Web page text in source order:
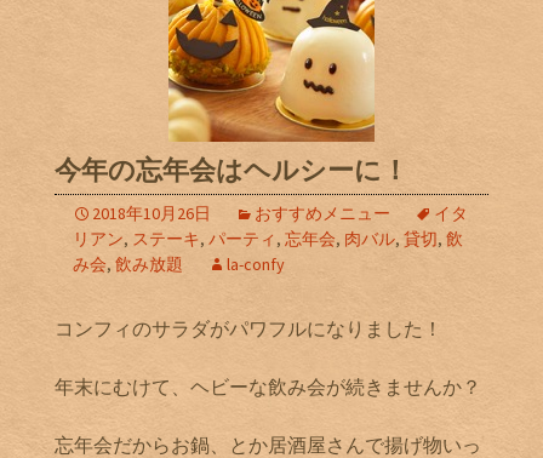
今年の忘年会はヘルシーに！
2018年10月26日 おすすめメニュー
イタ
リアン, ステーキ, パーティ , 忘年会, 肉バル, 貸切, 飲
み会, 飲み放題 la-confy
コンフィのサラダがパワフルになりました！
年末にむけて、ヘビーな飲み会が続きませんか？
忘年会だからお鍋、とか居酒屋さんで揚げ物いっ